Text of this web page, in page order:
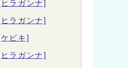
ラガンナ]
ラガンナ]
ビキ]
ラガンナ]